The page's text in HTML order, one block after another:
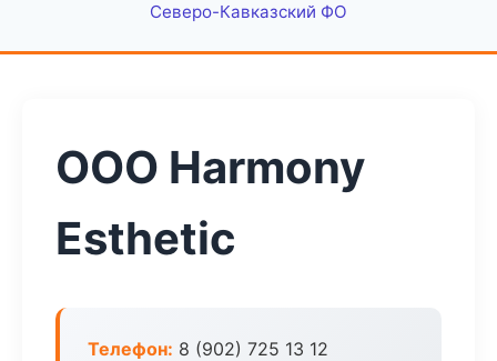
Северо-Кавказский ФО
ООО Harmony
Esthetic
Телефон: 8 (902) 725 13 12